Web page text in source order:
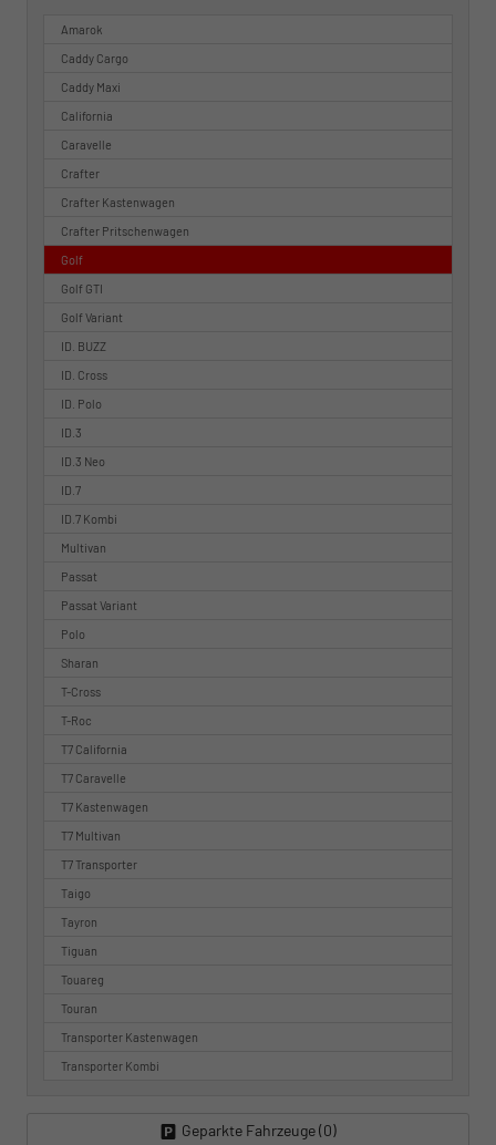
Amarok
Caddy Cargo
Caddy Maxi
California
Caravelle
Crafter
Crafter Kastenwagen
Crafter Pritschenwagen
Golf
Golf GTI
Golf Variant
ID. BUZZ
ID. Cross
ID. Polo
ID.3
ID.3 Neo
ID.7
ID.7 Kombi
Multivan
Passat
Passat Variant
Polo
Sharan
T-Cross
T-Roc
T7 California
T7 Caravelle
T7 Kastenwagen
T7 Multivan
T7 Transporter
Taigo
Tayron
Tiguan
Touareg
Touran
Transporter Kastenwagen
Transporter Kombi
Geparkte Fahrzeuge (0)